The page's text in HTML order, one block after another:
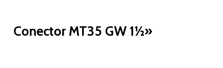
Conector MT35 GW 1½»